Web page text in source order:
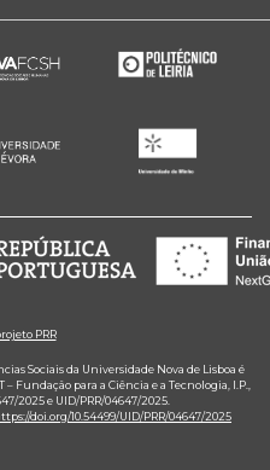
PRR
Sociais da Universidade Nova de Lisboa é
Fundação para a Ciência e a Tecnologia, I.P.,
2025 e UID/PRR/04647/2025.
doi.org/10.54499/UID/PRR/04647/2025